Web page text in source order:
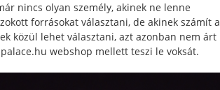
nincs olyan személy, akinek ne lenne
forrásokat választani, de akinek számít a
közül lehet választani, azt azonban nem árt
webshop mellett teszi le voksát.